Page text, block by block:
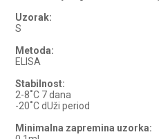
Uzorak:
S
Metoda:
ELISA
Stabilnost:
2-8˚C 7 dana
-20˚C dUži period
Minimalna zapremina uzorka: